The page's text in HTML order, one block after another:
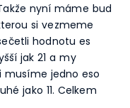
nyní máme bud
si vezmeme
hodnotu es
jak 21 a my
jedno eso
jako 11. Celkem